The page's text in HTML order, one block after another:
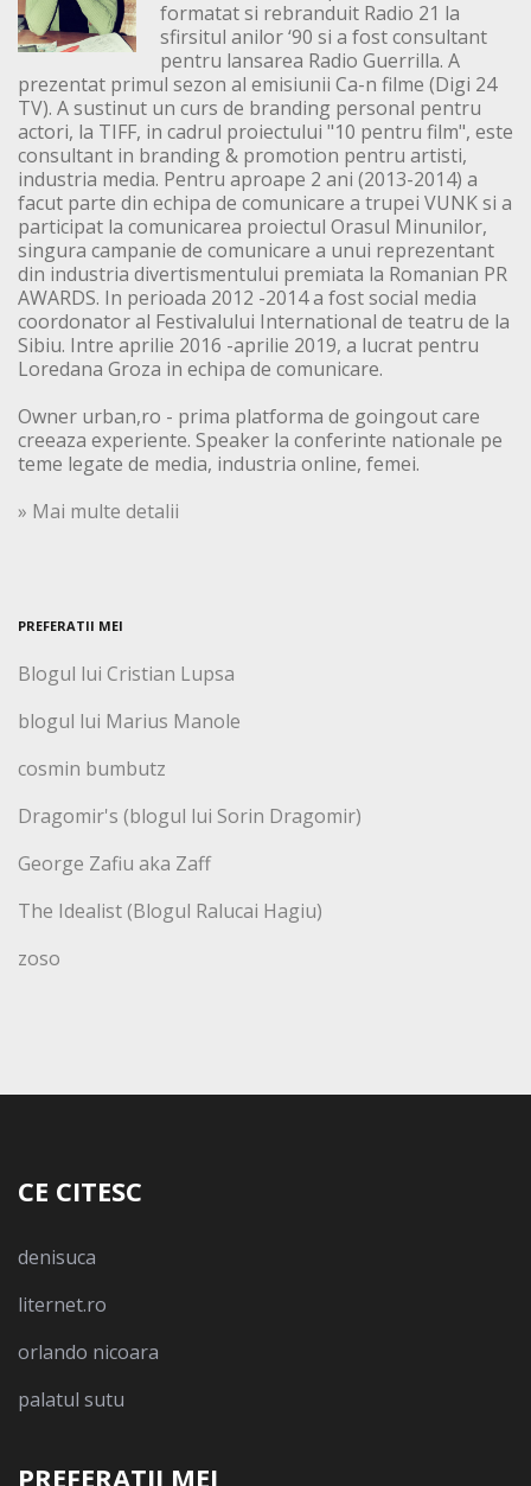
formatat si rebranduit Radio 21 la
sfirsitul anilor ‘90 si a fost consultant
pentru lansarea Radio Guerrilla. A
prezentat primul sezon al emisiunii Ca-n filme (Digi 24
TV). A sustinut un curs de branding personal pentru
actori, la TIFF, in cadrul proiectului "10 pentru film", este
consultant in branding & promotion pentru artisti,
industria media. Pentru aproape 2 ani (2013-2014) a
facut parte din echipa de comunicare a trupei VUNK si a
participat la comunicarea proiectul Orasul Minunilor,
singura campanie de comunicare a unui reprezentant
din industria divertismentului premiata la Romanian PR
AWARDS. In perioada 2012 -2014 a fost social media
coordonator al Festivalului International de teatru de la
Sibiu. Intre aprilie 2016 -aprilie 2019, a lucrat pentru
Loredana Groza in echipa de comunicare.
Owner urban,ro - prima platforma de goingout care
creeaza experiente. Speaker la conferinte nationale pe
teme legate de media, industria online, femei.
» Mai multe detalii
PREFERATII MEI
Blogul lui Cristian Lupsa
blogul lui Marius Manole
cosmin bumbutz
Dragomir's (blogul lui Sorin Dragomir)
George Zafiu aka Zaff
The Idealist (Blogul Ralucai Hagiu)
zoso
CE CITESC
denisuca
liternet.ro
orlando nicoara
palatul sutu
PREFERATII MEI